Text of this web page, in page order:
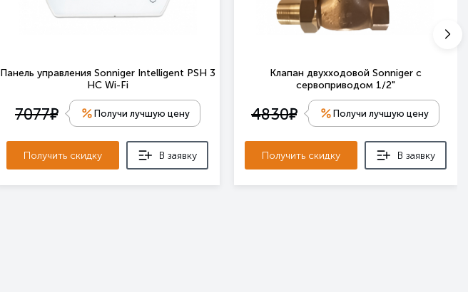
Панель управления Sonniger Intelligent PSH 3
HC Wi-Fi
7077е Получи лучшую цену
Получить скидку В заявку
Клапан двухходовой Sonniger с
сервоприводом 1/2"
4830е Получи лучшую цену
Получить скидку В заявку